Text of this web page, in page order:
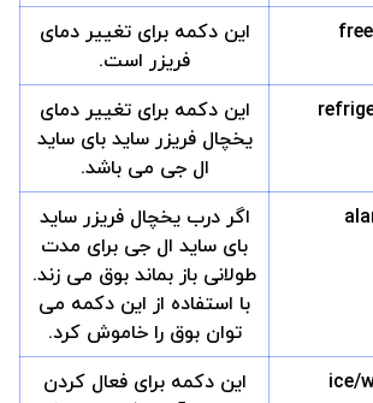
این دکمه برای تغییر دمای
فریزر است.
این دکمه برای تغییر دمای
یخچال فریزر ساید بای ساید
ال جی می باشد.
اگر درب یخچال فریزر ساید
بای ساید ال جی برای مدت
طولانی باز بماند بوق می زند.
با استفاده از این دکمه می
توان بوق را خاموش کرد.
این دکمه برای فعال کردن